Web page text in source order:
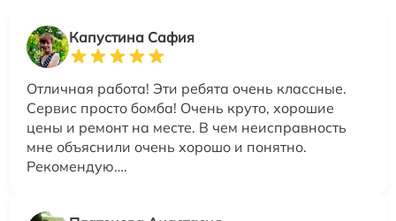
Капустина Сафия
Отличная работа! Эти ребята очень классные.
Сервис просто бомба! Очень круто, хорошие
цены и ремонт на месте. В чем неисправность
мне объяснили очень хорошо и понятно.
Рекомендую….